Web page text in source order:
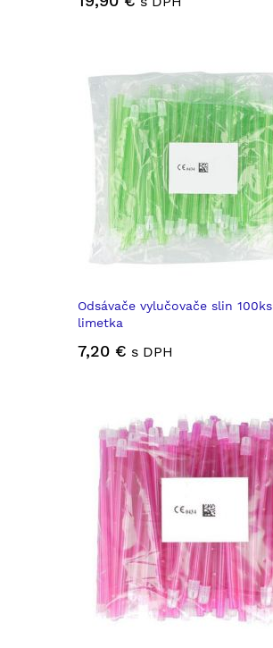
Odsávače vylučovače slin 100ks
limetka
7,20 € s DPH